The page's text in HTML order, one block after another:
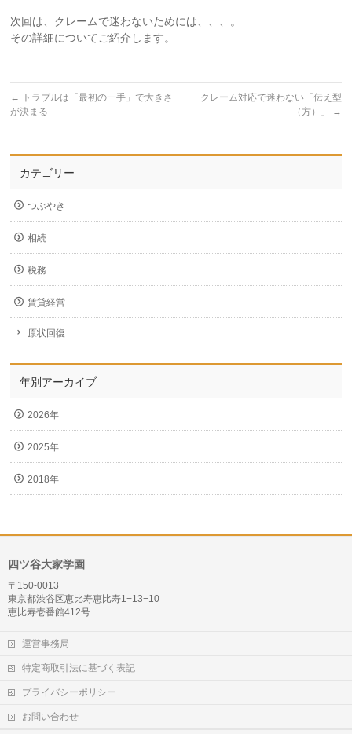
次回は、クレームで迷わないためには、、、。
その詳細についてご紹介します。
←
トラブルは「最初の一手」で大きさ
が決まる
クレーム対応で迷わない「伝え型
（方）」
→
カテゴリー
つぶやき
相続
税務
賃貸経営
原状回復
年別アーカイブ
2026年
2025年
2018年
四ツ谷大家学園
〒150-0013
東京都渋谷区恵比寿恵比寿1−13−10
恵比寿壱番館412号
運営事務局
特定商取引法に基づく表記
プライバシーポリシー
お問い合わせ